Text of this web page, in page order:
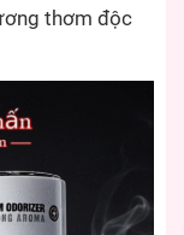
thơm độc